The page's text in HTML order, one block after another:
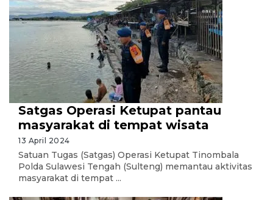
Satgas Operasi Ketupat pantau
masyarakat di tempat wisata
13 April 2024
Satuan Tugas (Satgas) Operasi Ketupat Tinombala
Polda Sulawesi Tengah (Sulteng) memantau aktivitas
masyarakat di tempat ...